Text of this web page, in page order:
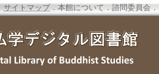
サイトマップ．本館について ． 諮問委員会 ．